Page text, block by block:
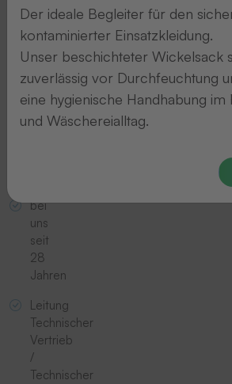
Markus Bucher mit seiner Frau
im Urlaub
Markus
Bucher
bei
uns
seit
28
Jahren
Leitung
Technischer
Vertrieb
/
Technischer
Der ideale Begleiter für den
kontaminierter Einsatzkleidung.
Unser beschichteter Wickelsack
zuverlässig vor Durchfeuchtung
eine hygienische Handhabung im
und Wäschereialltag.